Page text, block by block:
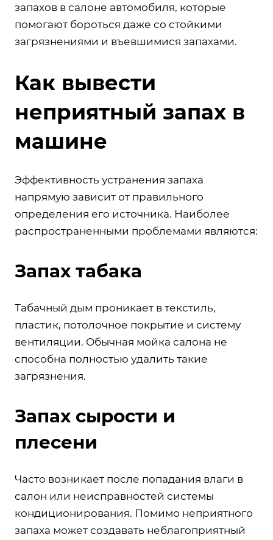
запахов в салоне автомобиля, которые
помогают бороться даже со стойкими
загрязнениями и въевшимися запахами.
Как вывести
неприятный запах в
машине
Эффективность устранения запаха
напрямую зависит от правильного
определения его источника. Наиболее
распространенными проблемами являются:
Запах табака
Табачный дым проникает в текстиль,
пластик, потолочное покрытие и систему
вентиляции. Обычная мойка салона не
способна полностью удалить такие
загрязнения.
Запах сырости и
плесени
Часто возникает после попадания влаги в
салон или неисправностей системы
кондиционирования. Помимо неприятного
запаха может создавать неблагоприятный